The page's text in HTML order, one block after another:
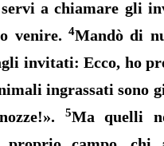
a chiamare gli
venire. 4Mandò di
invitati: Ecco, ho
ingrassati sono
5Ma quelli